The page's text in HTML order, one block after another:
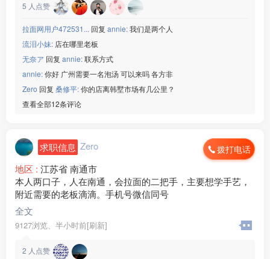
5 人点赞
拉面网用户472531... 回复 annie:我们是两个人
流泪小妹: 店在哪里老板
无奈ア 回复 annie:联系方式
annie:你好 广州需要一名泡汤 可以来吗 各方非
Zero 回复 桑修平:你的店离韩墅市场有几公里？
查看全部12条评论
求职信息 Zero 拨打电话
地区 : 江苏省 南通市
本人两口子，人在南通，会拉面的二把手，主要想学手艺，
附近需要的老板滴滴。手机号微信同号
全文
9127浏览、 半小时前[刷新]
2 人点赞